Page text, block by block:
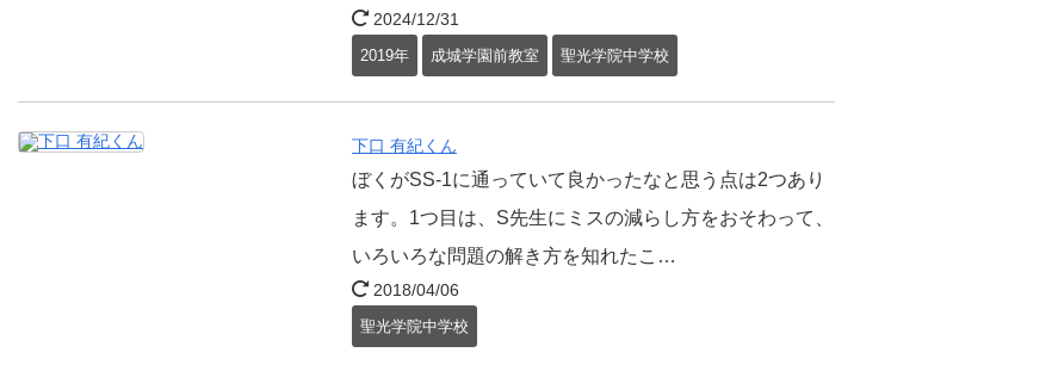
2024/12/31
2019年 成城学園前教室 聖光学院中学校
下口 有紀くん
ぼくがSS-1に通っていて良かったなと思う点は2つあり
ます。1つ目は、S先生にミスの減らし方をおそわって、
いろいろな問題の解き方を知れたこ…
2018/04/06
聖光学院中学校